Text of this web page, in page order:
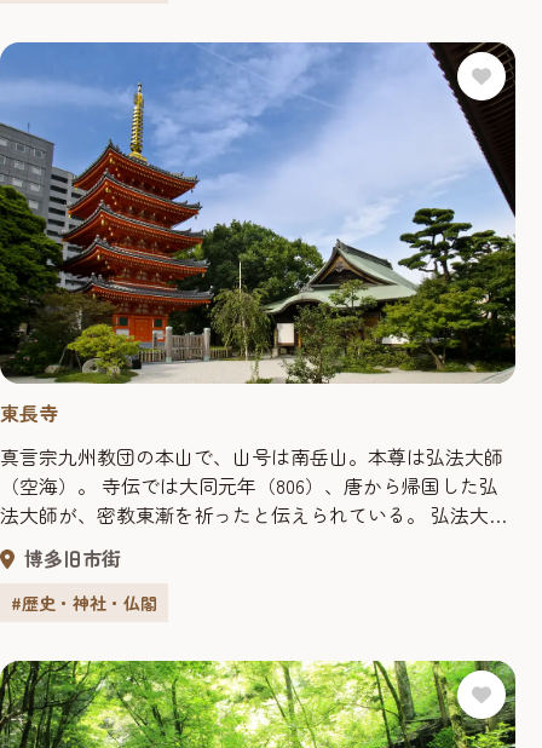
移した。
東長寺
真言宗九州教団の本山で、山号は南岳山。本尊は弘法大師
（空海）。 寺伝では大同元年（806）、唐から帰国した弘
法大師が、密教東漸を祈ったと伝えられている。 弘法大師
創建の寺としては日本最古で、当初は海辺の地にありまし
たが、福岡藩二代藩主･黒田忠之によって現在地へと移り、
黒田家により300石の寺領と山林15万坪の寄進がなされた。
在は市指...
博多旧市街
#歴史・神社・仏閣